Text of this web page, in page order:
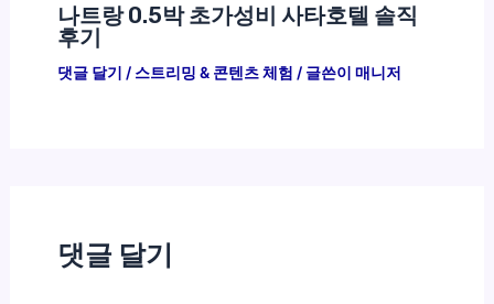
나트랑 0.5박 초가성비 사타호텔 솔직
후기
댓글 달기 / 스트리밍 & 콘텐츠 체험 / 글쓴이 매니저
댓글 달기